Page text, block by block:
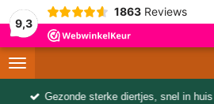
9,3
1863 Reviews
Gezonde sterke diertjes, snel in